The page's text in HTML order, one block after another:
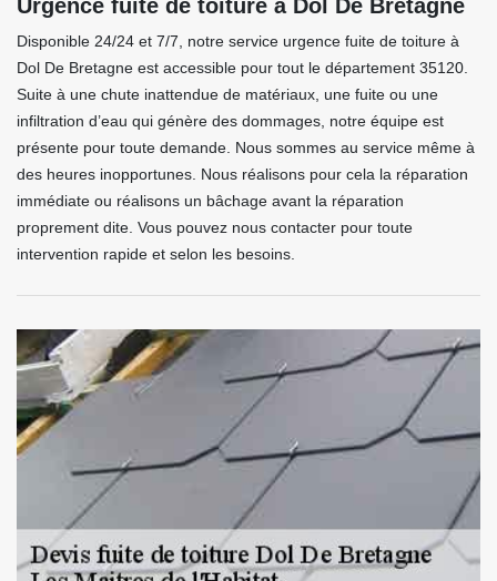
Urgence fuite de toiture à Dol De Bretagne
Disponible 24/24 et 7/7, notre service urgence fuite de toiture à
Dol De Bretagne est accessible pour tout le département 35120.
Suite à une chute inattendue de matériaux, une fuite ou une
infiltration d’eau qui génère des dommages, notre équipe est
présente pour toute demande. Nous sommes au service même à
des heures inopportunes. Nous réalisons pour cela la réparation
immédiate ou réalisons un bâchage avant la réparation
proprement dite. Vous pouvez nous contacter pour toute
intervention rapide et selon les besoins.